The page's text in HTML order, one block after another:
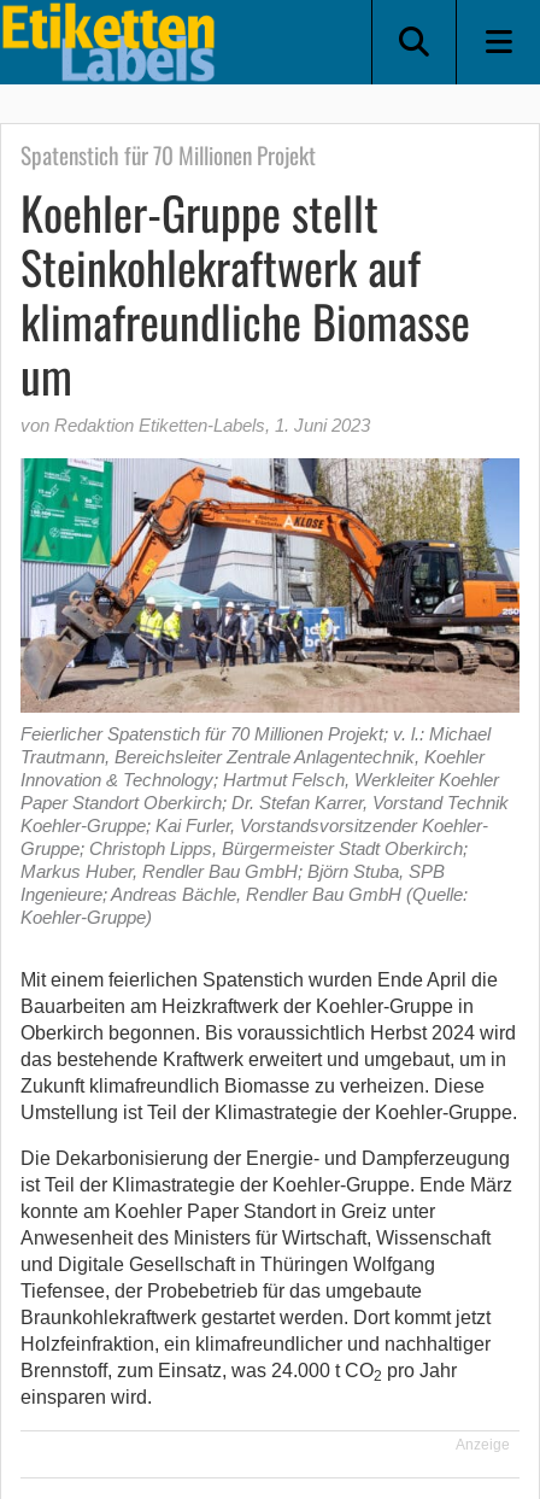
Spatenstich für 70 Millionen Projekt
Koehler-Gruppe stellt
Steinkohlekraftwerk auf
klimafreundliche Biomasse
um
von Redaktion Etiketten-Labels, 1. Juni 2023
Feierlicher Spatenstich für 70 Millionen Projekt; v. l.: Michael
Trautmann, Bereichsleiter Zentrale Anlagentechnik, Koehler
Innovation & Technology; Hartmut Felsch, Werkleiter Koehler
Paper Standort Oberkirch; Dr. Stefan Karrer, Vorstand Technik
Koehler-Gruppe; Kai Furler, Vorstandsvorsitzender Koehler-
Gruppe; Christoph Lipps, Bürgermeister Stadt Oberkirch;
Markus Huber, Rendler Bau GmbH; Björn Stuba, SPB
Ingenieure; Andreas Bächle, Rendler Bau GmbH (Quelle:
Koehler-Gruppe)
Mit einem feierlichen Spatenstich wurden Ende April die
Bauarbeiten am Heizkraftwerk der Koehler-Gruppe in
Oberkirch begonnen. Bis voraussichtlich Herbst 2024 wird
das bestehende Kraftwerk erweitert und umgebaut, um in
Zukunft klimafreundlich Biomasse zu verheizen. Diese
Umstellung ist Teil der Klimastrategie der Koehler-Gruppe.
Die Dekarbonisierung der Energie- und Dampferzeugung
ist Teil der Klimastrategie der Koehler-Gruppe. Ende März
konnte am Koehler Paper Standort in Greiz unter
Anwesenheit des Ministers für Wirtschaft, Wissenschaft
und Digitale Gesellschaft in Thüringen Wolfgang
Tiefensee, der Probebetrieb für das umgebaute
Braunkohlekraftwerk gestartet werden. Dort kommt jetzt
Holzfeinfraktion, ein klimafreundlicher und nachhaltiger
Brennstoff, zum Einsatz, was 24.000 t CO2 pro Jahr
einsparen wird.
Anzeige